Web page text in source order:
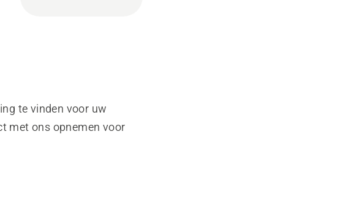
te vinden voor uw
met ons opnemen voor